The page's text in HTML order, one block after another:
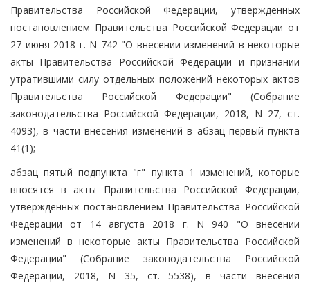
Правительства Российской Федерации, утвержденных
постановлением Правительства Российской Федерации от
27 июня 2018 г. N 742 "О внесении изменений в некоторые
акты Правительства Российской Федерации и признании
утратившими силу отдельных положений некоторых актов
Правительства Российской Федерации" (Собрание
законодательства Российской Федерации, 2018, N 27, ст.
4093), в части внесения изменений в абзац первый пункта
41(1);
абзац пятый подпункта "г" пункта 1 изменений, которые
вносятся в акты Правительства Российской Федерации,
утвержденных постановлением Правительства Российской
Федерации от 14 августа 2018 г. N 940 "О внесении
изменений в некоторые акты Правительства Российской
Федерации" (Собрание законодательства Российской
Федерации, 2018, N 35, ст. 5538), в части внесения